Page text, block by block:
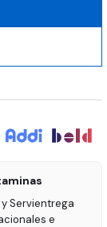
Servientrega
e